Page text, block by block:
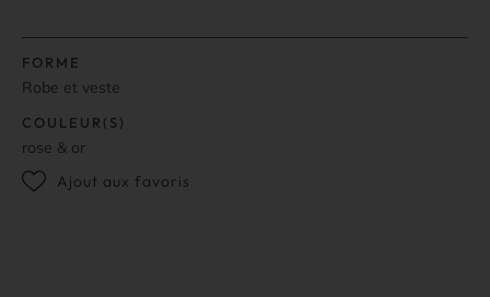
FORME
Robe et veste
COULEUR(S)
rose & or
Ajout aux favoris